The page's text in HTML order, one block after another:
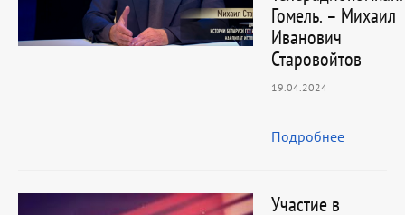
Гомель. – Михаил
Иванович
Старовойтов
19.04.2024
Подробнее
Участие в